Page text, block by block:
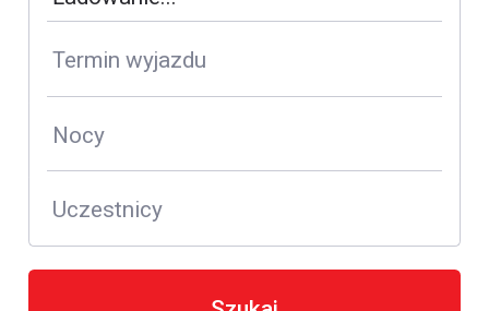
Termin wyjazdu
Nocy
Uczestnicy